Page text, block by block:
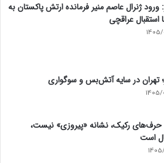
ورود ژنرال عاصم منیر فرمانده ارتش پاکستان به
استقبال عراقچی
1405/
تهران در سایه آتش‌بس و سوگواری
1405/
رکیک، نشانه «پیروزی» نیست،
است